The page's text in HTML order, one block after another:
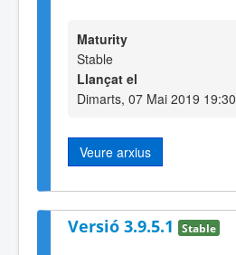
Maturity
Stable
Llançat el
Dimarts, 07 Mai 2019 19:30
Veure arxius
Versió 3.9.5.1 Stable